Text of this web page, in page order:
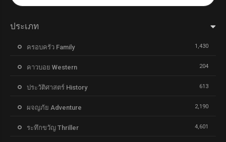
ประเภท
ครอบครัว Family 1,430
คาวบอย Western 204
ประวัติศาสตร์ History 613
ผจญภัย Adventure 2,190
ระทึกขวัญ Thriller 4,601